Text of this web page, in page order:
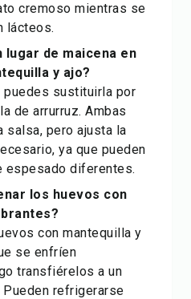
cremoso mientras se
lácteos.
lugar de maicena en
y ajo?
puedes sustituirla por
de arrurruz. Ambas
salsa, pero ajusta la
ya que pueden
espesado diferentes.
los huevos con
con mantequilla y
se enfríen
transfiérelos a un
refrigerarse